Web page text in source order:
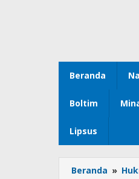
Beranda
Boltim
Lipsus
Beranda »